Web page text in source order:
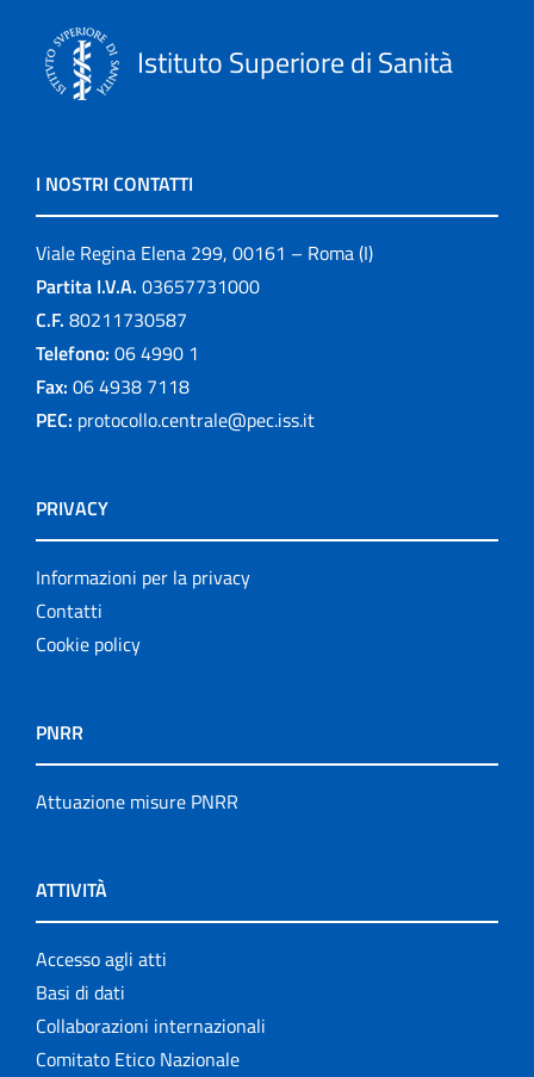
Istituto Superiore di Sanità
I NOSTRI CONTATTI
Viale Regina Elena 299, 00161 – Roma (I)
Partita I.V.A. 03657731000
C.F. 80211730587
Telefono: 06 4990 1
Fax: 06 4938 7118
PEC: protocollo.centrale@pec.iss.it
PRIVACY
Informazioni per la privacy
Contatti
Cookie policy
PNRR
Attuazione misure PNRR
ATTIVITÀ
Accesso agli atti
Basi di dati
Collaborazioni internazionali
Comitato Etico Nazionale